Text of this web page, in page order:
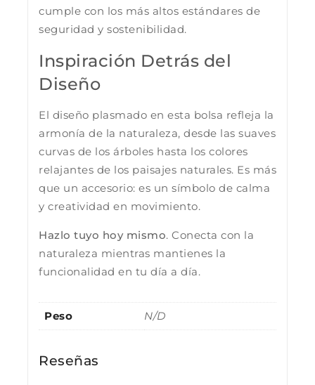
cumple con los más altos estándares de
seguridad y sostenibilidad.
Inspiración Detrás del
Diseño
El diseño plasmado en esta bolsa refleja la
armonía de la naturaleza, desde las suaves
curvas de los árboles hasta los colores
relajantes de los paisajes naturales. Es más
que un accesorio: es un símbolo de calma
y creatividad en movimiento.
Hazlo tuyo hoy mismo. Conecta con la
naturaleza mientras mantienes la
funcionalidad en tu día a día.
Peso N/D
Reseñas